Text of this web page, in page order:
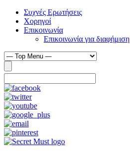
Συχνές Ερωτήσεις
Χορηγοί
Επικοινωνία
Επικοινωνία για διαφήμιση